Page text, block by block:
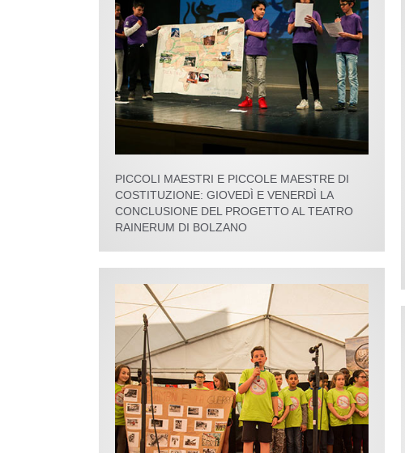
PICCOLI MAESTRI E PICCOLE MAESTRE DI
COSTITUZIONE: GIOVEDÌ E VENERDÌ LA
CONCLUSIONE DEL PROGETTO AL TEATRO
RAINERUM DI BOLZANO